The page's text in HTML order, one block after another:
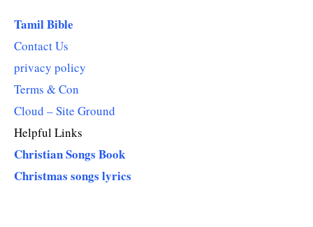
Tamil Bible
Contact Us
privacy policy
Terms & Con
Cloud – Site Ground
Helpful Links
Christian Songs Book
Christmas songs lyrics